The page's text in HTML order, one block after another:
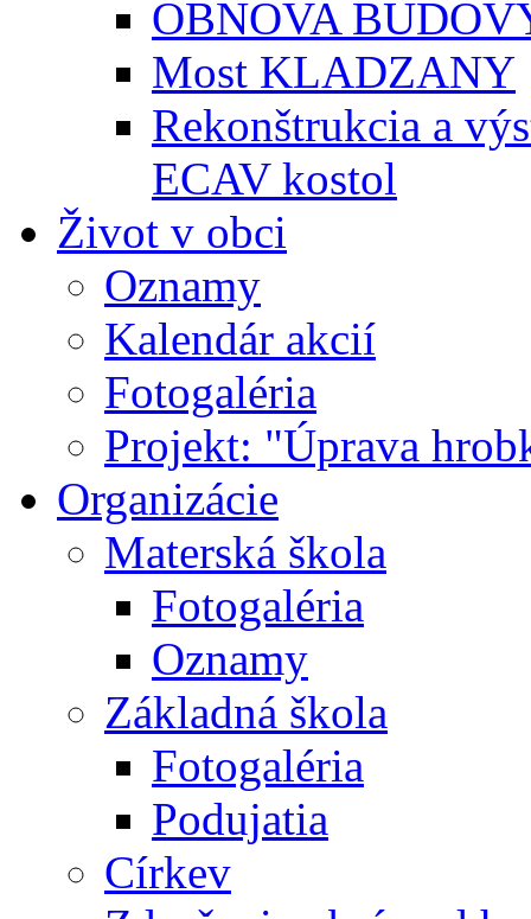
OBNOVA
Most KLADZANY
Rekonštrukcia a
ECAV kostol
Život v obci
Oznamy
Kalendár akcií
Fotogaléria
Projekt: "Úprava
Organizácie
Materská škola
Fotogaléria
Oznamy
Základná škola
Fotogaléria
Podujatia
Církev